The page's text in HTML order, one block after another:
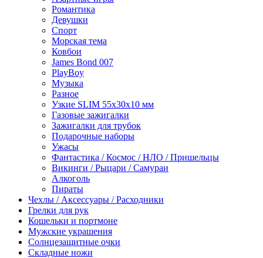
Романтика
Девушки
Спорт
Морская тема
Ковбои
James Bond 007
PlayBoy
Музыка
Разное
Узкие SLIM 55x30x10 мм
Газовые зажигалки
Зажигалки для трубок
Подарочные наборы
Ужасы
Фантастика / Космос / НЛО / Пришельцы
Викинги / Рыцари / Самураи
Алкоголь
Пираты
Чехлы / Аксессуары / Расходники
Грелки для рук
Кошельки и портмоне
Мужские украшения
Солнцезащитные очки
Складные ножи